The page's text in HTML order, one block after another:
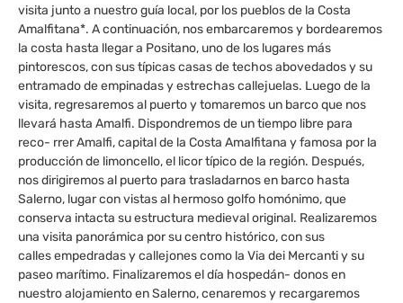
visita junto a nuestro guía local, por los pueblos de la Costa
Amalfitana*. A continuación, nos embarcaremos y bordearemos
la costa hasta llegar a Positano, uno de los lugares más
pintorescos, con sus típicas casas de techos abovedados y su
entramado de empinadas y estrechas callejuelas. Luego de la
visita, regresaremos al puerto y tomaremos un barco que nos
llevará hasta Amalfi. Dispondremos de un tiempo libre para
reco- rrer Amalfi, capital de la Costa Amalfitana y famosa por la
producción de limoncello, el licor típico de la región. Después,
nos dirigiremos al puerto para trasladarnos en barco hasta
Salerno, lugar con vistas al hermoso golfo homónimo, que
conserva intacta su estructura medieval original. Realizaremos
una visita panorámica por su centro histórico, con sus
calles empedradas y callejones como la Via dei Mercanti y su
paseo marítimo. Finalizaremos el día hospedán- donos en
nuestro alojamiento en Salerno, cenaremos y recargaremos